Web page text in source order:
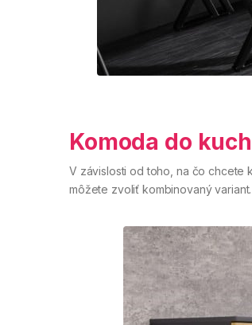
Komoda do
V závislosti od toho, na čo chcete
môžete zvoliť kombinovaný